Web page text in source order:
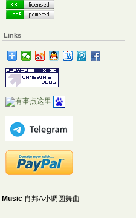
Links
Music 肖邦A小调圆舞曲